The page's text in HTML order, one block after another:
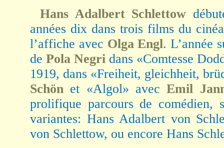
Hans Adalbert Schlettow
années dix dans trois films du
l’affiche avec Olga Engl. L’année
de Pola Negri dans «Comtesse
1919, dans «Freiheit, gleichheit,
Schön et «Algol» avecEmil
prolifique parcours de comédien,
variantes: Hans Adalbert von
von Schlettow, ou encore Hans